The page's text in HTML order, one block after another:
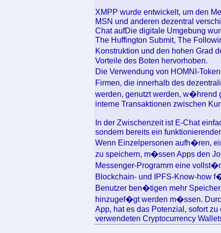
XMPP wurde entwickelt, um den
MSN und anderen dezentral
Chat aufDie digitale Umgebung
The Huffington Submit, The
Konstruktion und den hohen Grad
Vorteile des Boten hervorhoben.
Die Verwendung von HOMNI-
Firmen, die innerhalb des
werden, genutzt werden,
interne Transaktionen zwischen
In der Zwischenzeit ist E-Chat
sondern bereits ein
Wenn Einzelpersonen aufh�ren,
zu speichern, m�ssen Apps den
Messenger-Programm eine
Blockchain- und IPFS-Know-how
Benutzer ben�tigen mehr
hinzugef�gt werden m�ssen.
App, hat es das Potenzial, sofort
verwendeten Cryptocurrency